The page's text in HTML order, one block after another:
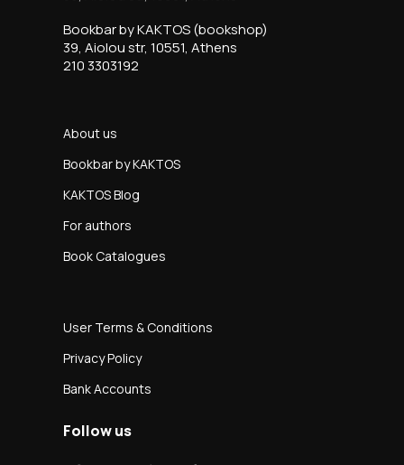
Bookbar by KAKTOS (bookshop)
39, Aiolou str, 10551, Athens
210 3303192
About us
Bookbar by KAKTOS
KAKTOS Blog
For authors
Book Catalogues
User Terms & Conditions
Privacy Policy
Bank Accounts
Follow us